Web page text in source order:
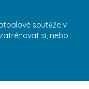
soutěže v
si, nebo